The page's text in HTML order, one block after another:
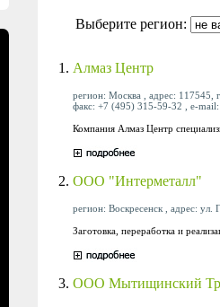
Выберите регион:
1. Алмаз Центр
регион: Москва , адрес: 117545,
факс: +7 (495) 315-59-32 , e-
Компания Алмаз Центр
2. ООО "Интерметалл"
регион: Воскресенск , адрес:
Заготовка, переработка и
3. ООО Мытищинский